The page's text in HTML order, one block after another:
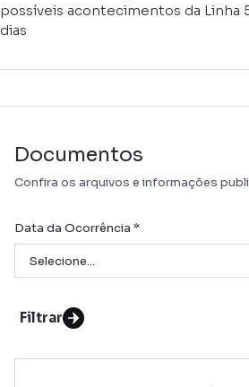
possíveis acontecimentos da Linha
dias
Documentos
Confira os arquivos e informações
Data da Ocorrência *
Selecione...
Filtrar